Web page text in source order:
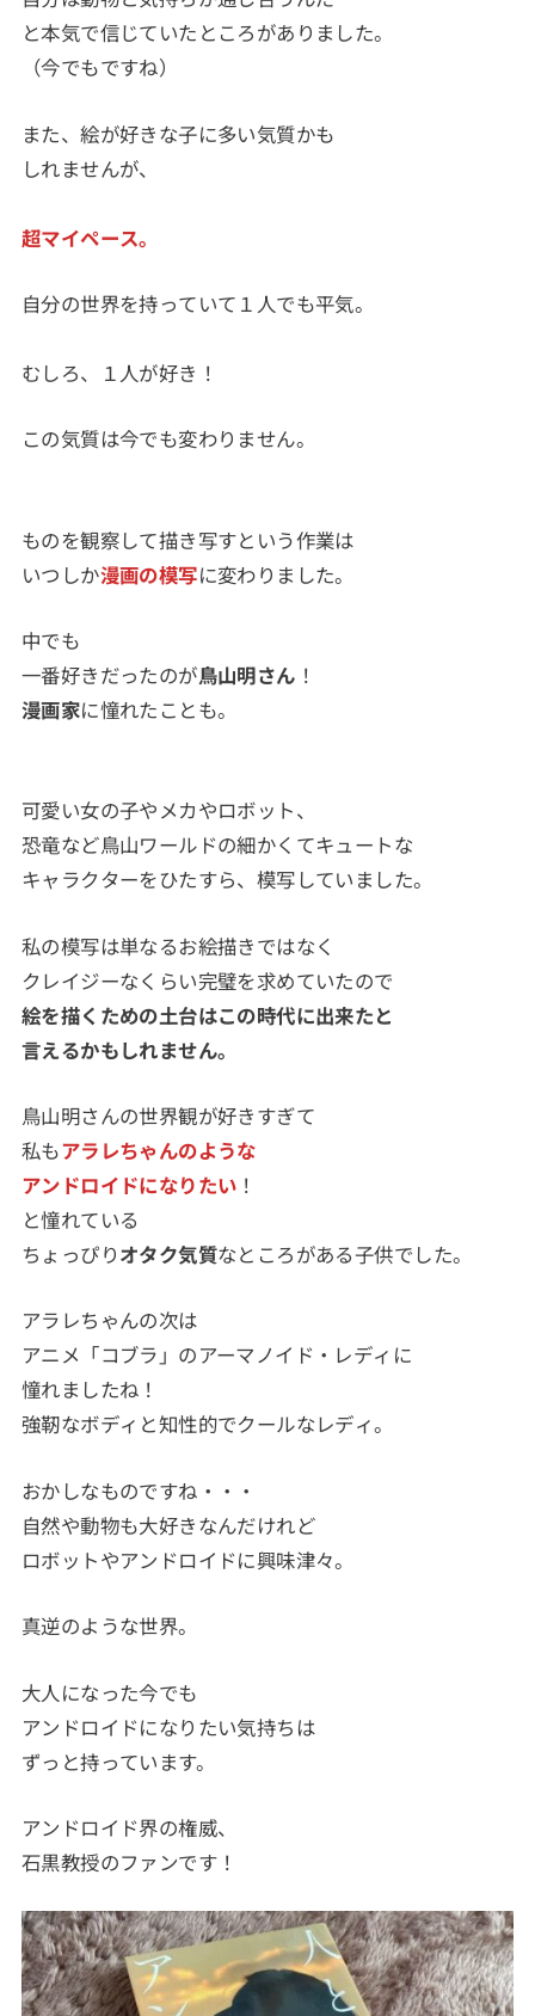
と本気で信じていたところがありました。
（今でもですね）
また、絵が好きな子に多い気質かも
しれませんが、
超マイペース。
自分の世界を持っていて１人でも平気。
むしろ、１人が好き！
この気質は今でも変わりません。
ものを観察して描き写すという作業は
いつしか漫画の模写に変わりました。
中でも
一番好きだったのが鳥山明さん ！
漫画家に憧れたことも。
可愛い女の子やメカやロボット、
恐竜など鳥山ワールドの細かくてキュートな
キャラクターをひたすら、模写していました。
私の模写は単なるお絵描きではなく
クレイジーなくらい完璧を求めていたので
絵を描く ための土台はこの時代に出来たと
言えるかもしれません。
鳥山明さんの世界観が好きすぎて
私もアラレちゃんのような
アンドロイドになりたい ！
と憧れている
ちょっぴりオタク気質なところがある子供でした。
アラレちゃんの次は
アニメ「コブラ」のアーマノイド・レディに
憧れましたね！
強靭なボディと知性的でクールなレディ。
おかしなものですね・・・
自然や動物も大好きなんだけれど
ロボットやアンドロイドに興味津々。
真逆のような世界。
大人になった今でも
アンドロイドになりたい気持ちは
ずっと持っています。
アンドロイド界の権威、
石黒教授のファンです！